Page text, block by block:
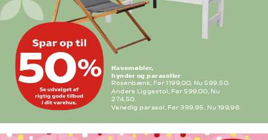
Havemøbler,
hynder og parasoller
Rosenbænk, Før 1199,00, Nu 599,50.
Anders Liggestol, Før 599,00, Nu
274,50.
Venedig parasol, Før 399,95, Nu 199,98.